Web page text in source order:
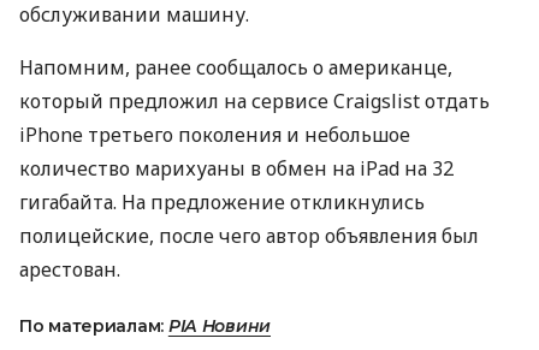
обслуживании машину.
Напомним, ранее сообщалось о американце,
который предложил на сервисе Craigslist отдать
iPhone третьего поколения и небольшое
количество марихуаны в обмен на iPad на 32
гигабайта. На предложение откликнулись
полицейские, после чего автор объявления был
арестован.
По материалам: РІА Новини